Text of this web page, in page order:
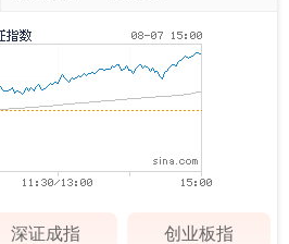
深证成指 创业板指